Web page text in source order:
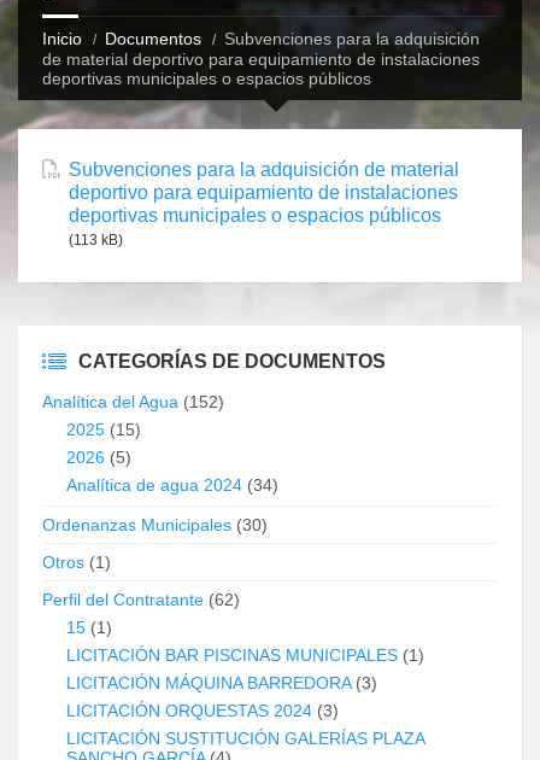
Inicio Documentos
Subvenciones para la adquisición
de material deportivo para equipamiento de instalaciones
deportivas municipales o espacios públicos
Subvenciones para la adquisición de material
deportivo para equipamiento de instalaciones
deportivas municipales o espacios públicos
(113 kB)
CATEGORÍAS DE DOCUMENTOS
Analítica del Agua (152)
2025 (15)
2026 (5)
Analítica de agua 2024 (34)
Ordenanzas Municipales (30)
Otros (1)
Perfil del Contratante (62)
15 (1)
LICITACIÓN BAR PISCINAS MUNICIPALES (1)
LICITACIÓN MÁQUINA BARREDORA(3)
LICITACIÓN ORQUESTAS 2024 (3)
LICITACIÓN SUSTITUCIÓN GALERÍAS PLAZA